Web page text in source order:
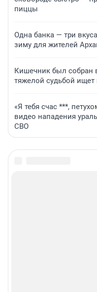
пиццы
Одна банка — три
зиму для жителей
Кишечник был собран
тяжелой судьбой
«Я тебя счас ***,
видео нападения
СВО